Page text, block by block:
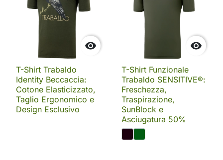

T-Shirt Trabaldo
Identity Beccaccia:
Cotone Elasticizzato,
Taglio Ergonomico e
Design Esclusivo

T-Shirt Funzionale
Trabaldo SENSITIVE®:
Freschezza,
Traspirazione,
SunBlock e
Asciugatura 50%